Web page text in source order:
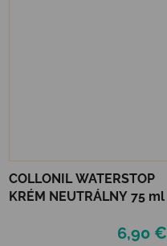
COLLONIL WATERSTOP
KRÉM NEUTRÁLNY 75 ml
6,90 €